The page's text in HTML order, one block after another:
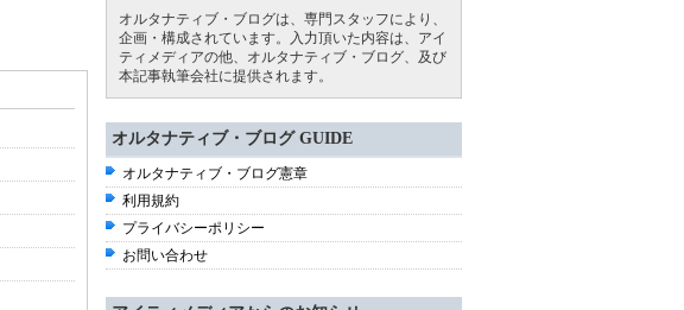
オルタナティブ・ブログは、専門スタッフにより、
企画・構成されています。入力頂いた内容は、アイ
ティメディアの他、オルタナティブ・ブログ、及び
本記事執筆会社に提供されます。
オルタナティブ・ブログ GUIDE
オルタナティブ・ブログ憲章
利用規約
プライバシーポリシー
お問い合わせ